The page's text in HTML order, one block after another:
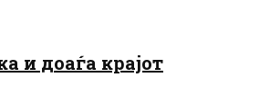
и доаѓа крајот